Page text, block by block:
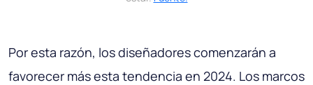
Por esta razón, los diseñadores comenzarán a
favorecer más esta tendencia en 2024. Los marcos